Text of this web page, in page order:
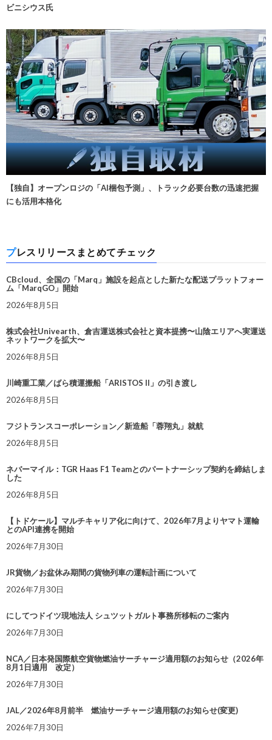
ビニシウス氏
【独自】オープンロジの「AI梱包予測」、トラック必要台数の迅速把握
にも活用本格化
プレスリリースまとめてチェック
CBcloud、全国の「Marq」施設を起点とした新たな配送プラットフォー
ム「MarqGO」開始
2026年8月5日
株式会社Univearth、倉吉運送株式会社と資本提携〜山陰エリアへ実運送
ネットワークを拡大〜
2026年8月5日
川崎重工業／ばら積運搬船「ARISTOS II」の引き渡し
2026年8月5日
フジトランスコーポレーション／新造船「蓉翔丸」就航
2026年8月5日
ネバーマイル：TGR Haas F1 Teamとのパートナーシップ契約を締結しま
した
2026年8月5日
【トドケール】マルチキャリア化に向けて、2026年7月よりヤマト運輸
とのAPI連携を開始
2026年7月30日
JR貨物／お盆休み期間の貨物列車の運転計画について
2026年7月30日
にしてつドイツ現地法人 シュツットガルト事務所移転のご案内
2026年7月30日
NCA／日本発国際航空貨物燃油サーチャージ適用額のお知らせ（2026年
8月1日適用 改定）
2026年7月30日
JAL／2026年8月前半 燃油サーチャージ適用額のお知らせ(変更)
2026年7月30日